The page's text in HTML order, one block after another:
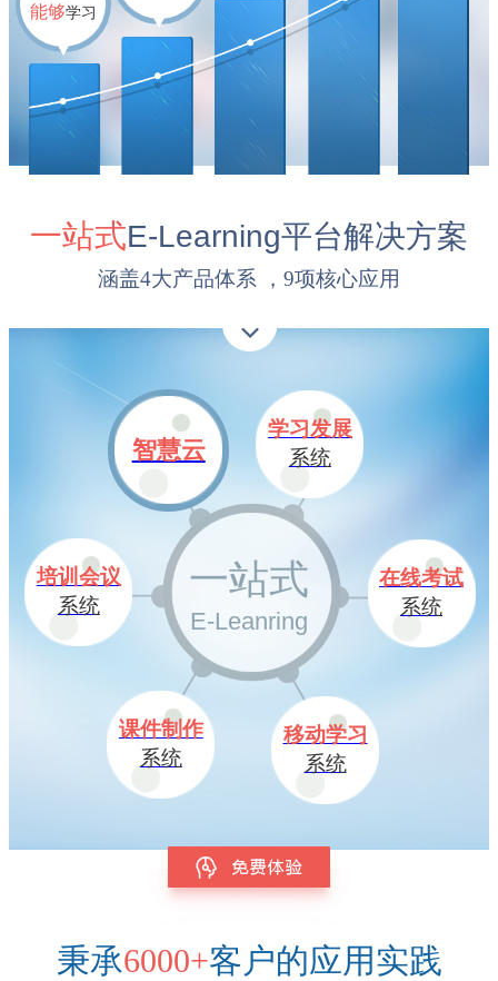
能够学习
一站式E-Learning平台解决方案
涵盖4大产品体系 ，9项核心应用
一站式
E-Leanring
智慧云
学习发展
系统
在线考试
系统
移动学习
系统
课件制作
系统
培训会议
系统
秉承6000+客户的应用实践